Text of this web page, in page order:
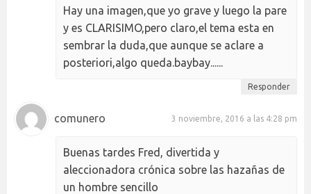
Hay una imagen,que yo grave y luego la pare
y es CLARISIMO,pero claro,el tema esta en
sembrar la duda,que aunque se aclare a
posteriori,algo queda.baybay......
Responder
comunero 3 noviembre, 2016 a las 4:28 pm
Buenas tardes Fred, divertida y
aleccionadora crónica sobre las hazañas de
un hombre sencillo